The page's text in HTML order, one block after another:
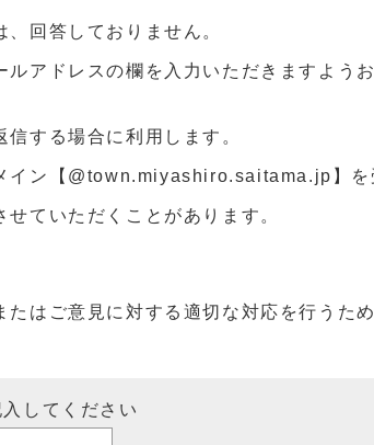
回答しておりません。
アドレスの欄を入力いただきますよう
する場合に利用します。
イン【@town.miyashiro.saitama.jp】を
ていただくことがあります。
はご意見に対する適切な対応を行うた
してください